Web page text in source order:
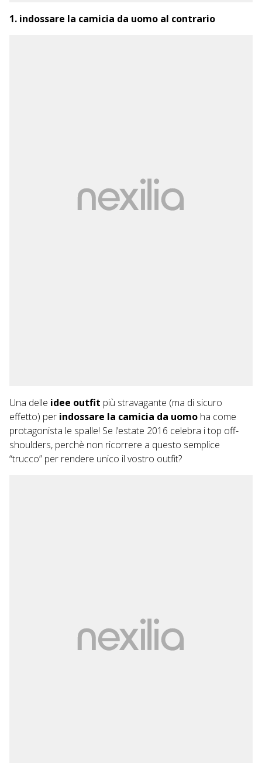
1. indossare la camicia da uomo al contrario
Una delle idee outfit più stravagante (ma di sicuro
effetto) per indossare la camicia da uomo ha come
protagonista le spalle! Se l’estate 2016 celebra i top off-
shoulders, perchè non ricorrere a questo semplice
“trucco” per rendere unico il vostro outfit?